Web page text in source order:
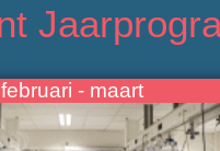
februari - maart